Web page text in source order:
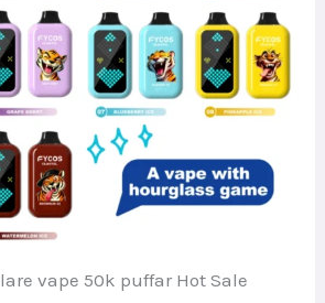
vape 50k puffar Hot Sale